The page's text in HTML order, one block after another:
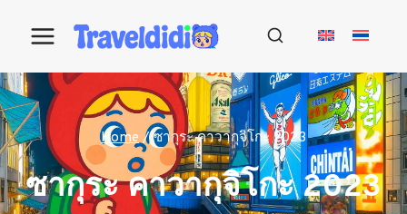
Home / ซากุระ คาวากุจิโกะ 2023
ซากุระ คาวากุจิโกะ 2023